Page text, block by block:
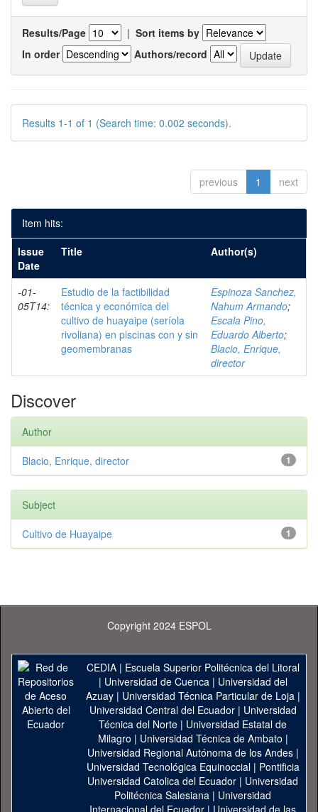
Results/Page | Sort items by
In order
Authors/record
Results 1-1 of 1 (Search time: 0.002 seconds).
previous 1 next
Item hits:
Issue
Date
Title Author(s)
-01-
05T14:
Estudio de la factibilidad
técnica y económica del
cultivo de huayaipe (seríola
rivoliana) en piscinas con y sin
geomembranas
Espinoza Sanchez,
Nahum Armando;
Escala Pino,
Eduardo Alberto;
Blacio, Enrique,
director
Discover
Author
1
Blacio, Enrique, director
Subject
1
Cultivo de Huayaipe
Copyright 2024 ESPOL
CEDIA| Escuela Superior Politécnica del Litoral
| Universidad de Cuenca| Universidad del
Azuay| Universidad Técnica Particular de Loja|
Universidad Central del Ecuador| Universidad
Técnica del Norte | Universidad Estatal de
Milagro | Universidad Técnica de Ambato |
Universidad Regional Autónoma de los Andes|
Universidad Tecnológica Equinoccial| Pontificia
Universidad Catolica del Ecuador | Universidad
Politécnica Salesiana | Universidad
Internacional del Ecuador | Universidad de las